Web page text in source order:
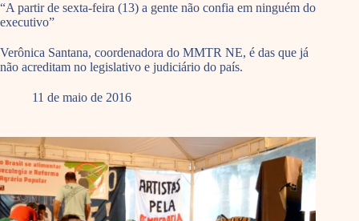
“A partir de sexta-feira (13) a gente não confia em ninguém do
executivo”
Verônica Santana, coordenadora do MMTR NE, é das que já
não acreditam no legislativo e judiciário do país.
11 de maio de 2016